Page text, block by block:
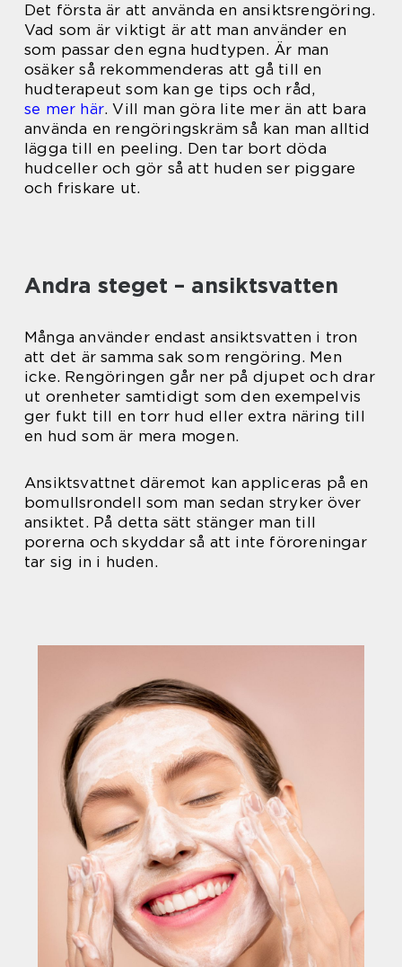
Det första är att använda en ansiktsrengöring.
Vad som är viktigt är att man använder en
som passar den egna hudtypen. Är man
osäker så rekommenderas att gå till en
hudterapeut som kan ge tips och råd,
se mer här. Vill man göra lite mer än att bara
använda en rengöringskräm så kan man alltid
lägga till en peeling. Den tar bort döda
hudceller och gör så att huden ser piggare
och friskare ut.
Andra steget – ansiktsvatten
Många använder endast ansiktsvatten i tron
att det är samma sak som rengöring. Men
icke. Rengöringen går ner på djupet och drar
ut orenheter samtidigt som den exempelvis
ger fukt till en torr hud eller extra näring till
en hud som är mera mogen.
Ansiktsvattnet däremot kan appliceras på en
bomullsrondell som man sedan stryker över
ansiktet. På detta sätt stänger man till
porerna och skyddar så att inte föroreningar
tar sig in i huden.